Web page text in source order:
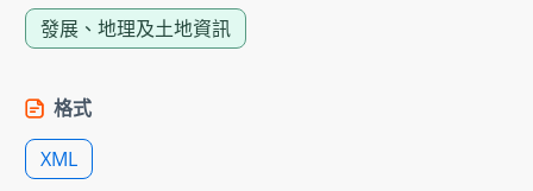
發展、地理及土地資訊
格式
XML